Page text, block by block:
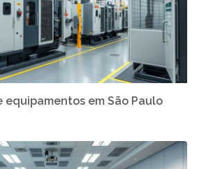
equipamentos em São Paulo